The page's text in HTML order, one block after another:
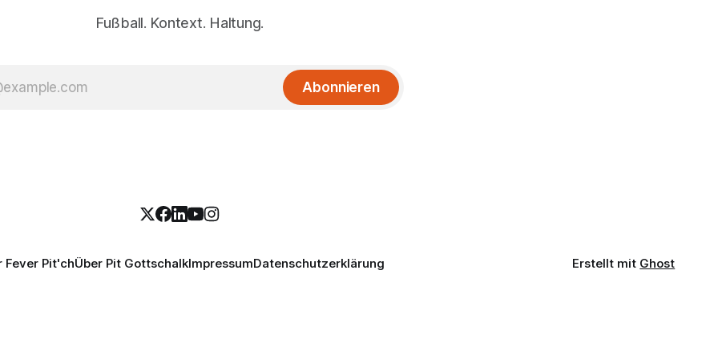
Fußball. Kontext. Haltung.
Abonnieren
Fever Pit'chÜber Pit GottschalkImpressumDatenschutzerklärung Erstellt mit Ghost